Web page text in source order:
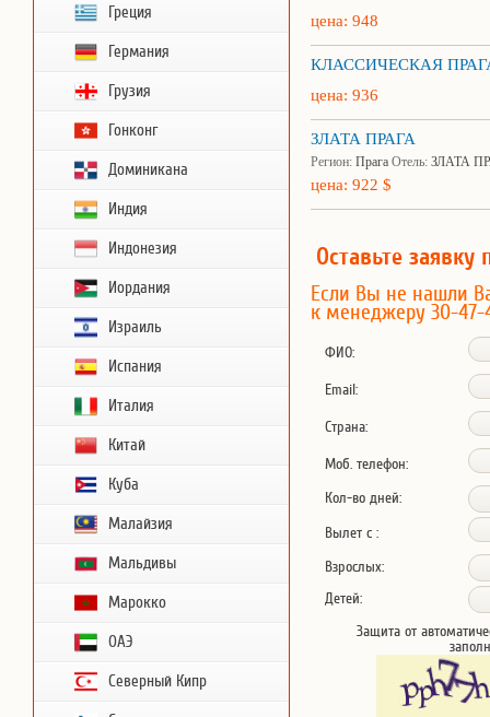
Греция
Германия
Грузия
Гонконг
Доминикана
Индия
Индонезия
Иордания
Израиль
Испания
Италия
Китай
Куба
Малайзия
Мальдивы
Марокко
ОАЭ
Северный Кипр
цена: 948
КЛАССИЧЕСКАЯ
цена: 936
ЗЛАТА ПРАГА
Регион: Прага Отель: ЗЛАТА
цена: 922 $
Оставьте заявку
Если Вы не нашли
к менеджеру 30-47-
ФИО:
Email:
Страна:
Моб. телефон:
Кол-во дней:
Вылет с :
Взрослых:
Детей:
Защита от